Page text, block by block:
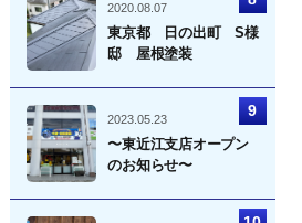
2020.08.07
東京都 日の出町 S様
邸 屋根塗装
2023.05.23
〜東近江支店オープン
のお知らせ〜